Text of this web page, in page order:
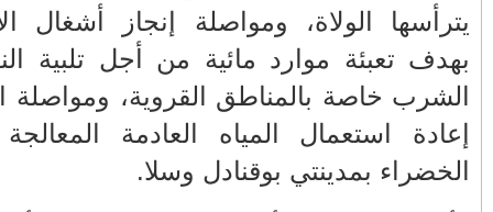
لمياه
في برنامج
المساحات
انخفاض أسعار لحوم البقر في
المغرب.. بين المضاربة و...
جنوب إفريقيا .. ارتداد السحر على
الساحر !
وداعا رمضان
حين يتحول الخلاف البسيط إلى "عجز